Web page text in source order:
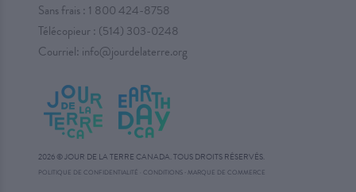
Sans frais : 1 800 424-8758
Télécopieur : (514) 303-0248
Courriel: info@jourdelaterre.org
2026 © JOUR DE LA TERRE CANADA. TOUS DROITS RÉSERVÉS.
POLITIQUE DE CONFIDENTIALITÉ CONDITIONS·MARQUE DE COMMERCE